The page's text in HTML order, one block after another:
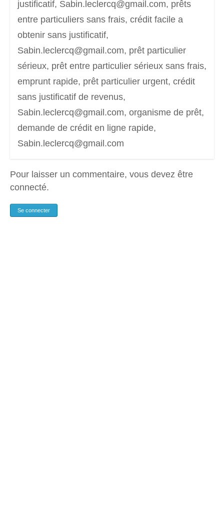
justificatif, Sabin.leclercq@gmail.com, prêts
entre particuliers sans frais, crédit facile a
obtenir sans justificatif,
Sabin.leclercq@gmail.com, prêt particulier
sérieux, prêt entre particulier sérieux sans frais,
emprunt rapide, prêt particulier urgent, crédit
sans justificatif de revenus,
Sabin.leclercq@gmail.com, organisme de prêt,
demande de crédit en ligne rapide,
Sabin.leclercq@gmail.com
Pour laisser un commentaire, vous devez être
connecté.
Se connecter